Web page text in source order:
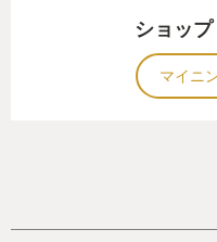
そのため前作を知って
それはまるで久々の帰
ショッ
マイニ